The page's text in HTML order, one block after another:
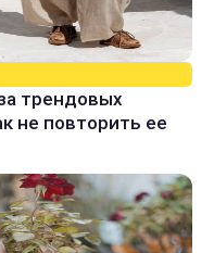
трендовых
не повторить ее